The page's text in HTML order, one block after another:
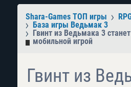
Shara-Games ТОП игры
База игры Ведьмак 3
Гвинт из Ведьмака 3
мобильной игрой
Гвинт из